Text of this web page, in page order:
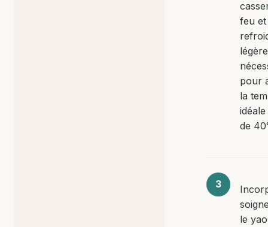
feu et
pour
la
de
le